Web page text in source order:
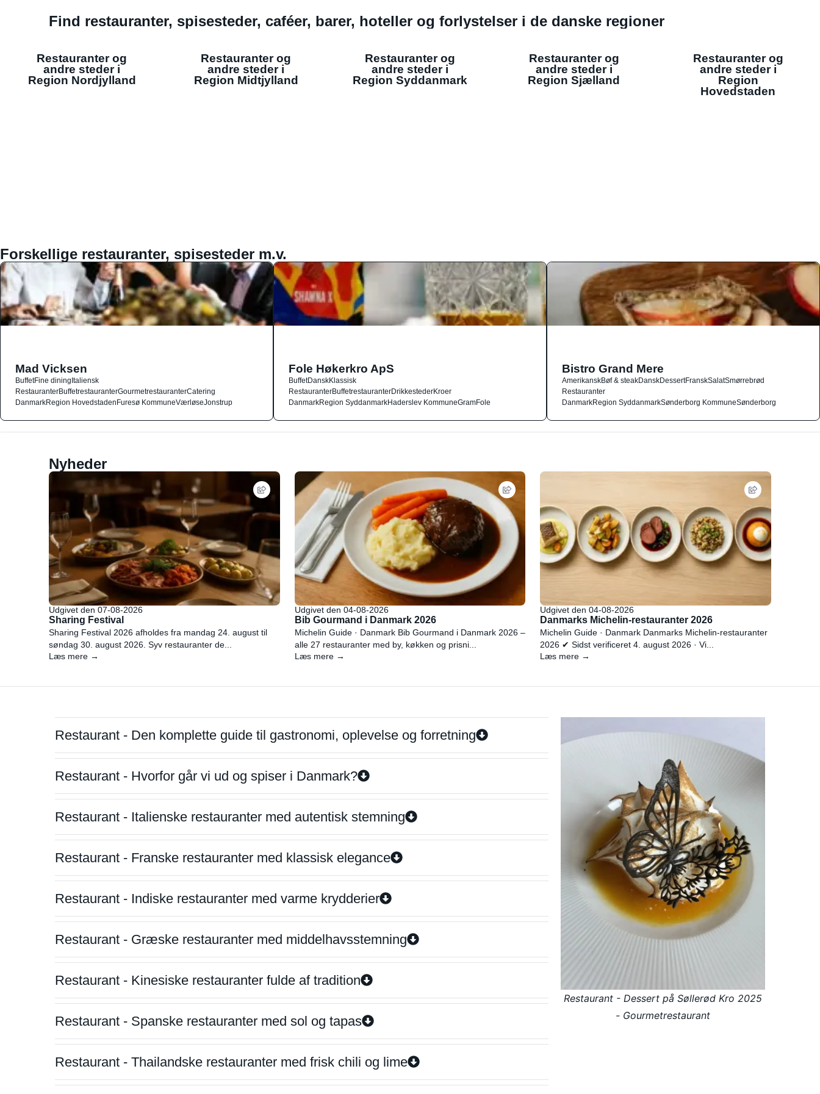
Find restauranter, spisesteder, caféer, barer, hoteller og forlystelser i de danske regioner
Restauranter og
andre steder i
Region Nordjylland
Restauranter og
andre steder i
Region Midtjylland
Restauranter og
andre steder i
Region Syddanmark
Restauranter og
andre steder i
Region Sjælland
Restauranter og
andre steder i
Region
Hovedstaden
Forskellige restauranter, spisesteder m.v.
Mad Vicksen
BuffetFine diningItaliensk
RestauranterBuffetrestauranterGourmetrestauranterCatering
DanmarkRegion HovedstadenFuresø KommuneVærløseJonstrup
Fole Høkerkro ApS
BuffetDanskKlassisk
RestauranterBuffetrestauranterDrikkestederKroer
DanmarkRegion SyddanmarkHaderslev KommuneGramFole
Bistro Grand Mere
AmerikanskBøf & steakDanskDessertFranskSalatSmørrebrød
Restauranter
DanmarkRegion SyddanmarkSønderborg KommuneSønderborg
Nyheder
Udgivet den 07-08-2026
Sharing Festival
Sharing Festival 2026 afholdes fra mandag 24. august til
søndag 30. august 2026. Syv restauranter de...
Læs mere →
Udgivet den 04-08-2026
Bib Gourmand i Danmark 2026
Michelin Guide · Danmark Bib Gourmand i Danmark 2026 –
alle 27 restauranter med by, køkken og prisni...
Læs mere →
Udgivet den 04-08-2026
Danmarks Michelin-restauranter 2026
Michelin Guide · Danmark Danmarks Michelin-restauranter
2026 ✔ Sidst verificeret 4. august 2026 · Vi...
Læs mere →
Restaurant - Den komplette guide til gastronomi, oplevelse og forretning
Restaurant - Hvorfor går vi ud og spiser i Danmark?
Restaurant - Italienske restauranter med autentisk stemning
Restaurant - Franske restauranter med klassisk elegance
Restaurant - Indiske restauranter med varme krydderier
Restaurant - Græske restauranter med middelhavsstemning
Restaurant - Kinesiske restauranter fulde af tradition
Restaurant - Spanske restauranter med sol og tapas
Restaurant - Thailandske restauranter med frisk chili og lime
Restaurant - Dessert på Søllerød Kro 2025
- Gourmetrestaurant